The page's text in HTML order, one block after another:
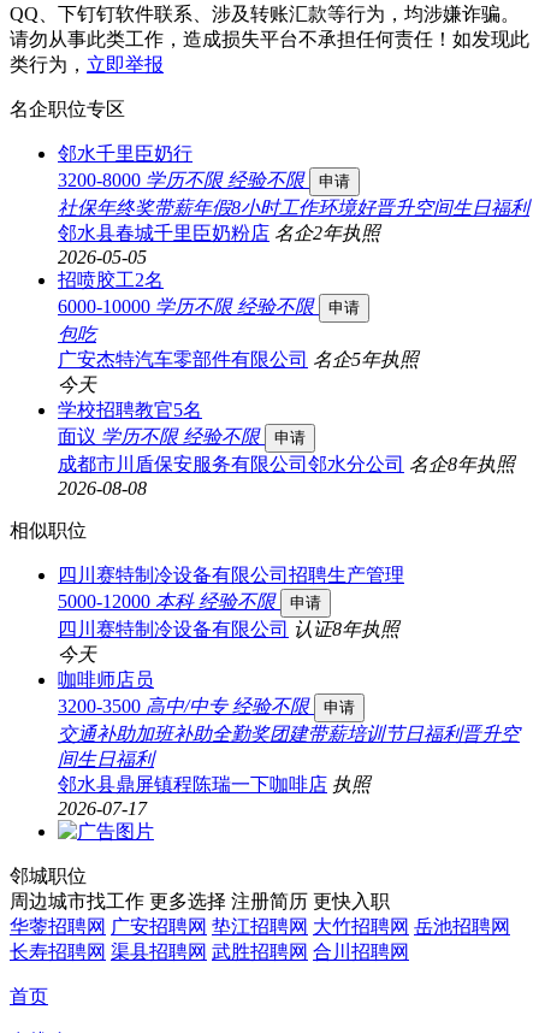
QQ、下钉钉软件联系、涉及转账汇款等行为，均涉嫌诈骗。
请勿从事此类工作，造成损失平台不承担任何责任！如发现此
类行为， 立即举报
名企职位专区
邻水千里臣奶行
3200-8000 学历不限 经验不限 申请
社保年终奖带薪年假8小时工作环境好晋升空间生日福利
邻水县春城千里臣奶粉店 名企2年执照
2026-05-05
招喷胶工2名
6000-10000 学历不限 经验不限 申请
包吃
广安杰特汽车零部件有限公司 名企5年执照
今天
学校招聘教官5名
面议 学历不限 经验不限 申请
成都市川盾保安服务有限公司邻水分公司 名企8年执照
2026-08-08
相似职位
四川赛特制冷设备有限公司招聘生产管理
5000-12000 本科 经验不限 申请
四川赛特制冷设备有限公司 认证8年执照
今天
咖啡师店员
3200-3500 高中/中专 经验不限 申请
交通补助加班补助全勤奖团建带薪培训节日福利晋升空
间生日福利
邻水县鼎屏镇程陈瑞一下咖啡店 执照
2026-07-17
邻城职位
周边城市找工作 更多选择 注册简历 更快入职
华蓥招聘网 广安招聘网 垫江招聘网 大竹招聘网 岳池招聘网
长寿招聘网 渠县招聘网 武胜招聘网 合川招聘网
首页